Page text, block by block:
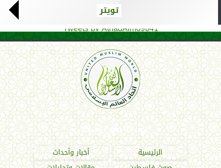
تويتر
Tweets by AthadAlm69641
اتحاد العالم الإسلامي
الرئيسية
أخبار وأحداث